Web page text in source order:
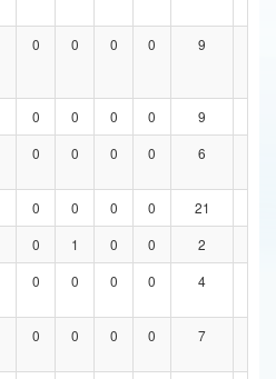
Humanos
0 0 0 0 9
0 0 0 0 9
0 0 0 0 6
0 0 0 0 21
0 1 0 0 2
0 0 0 0 4
0 0 0 0 7